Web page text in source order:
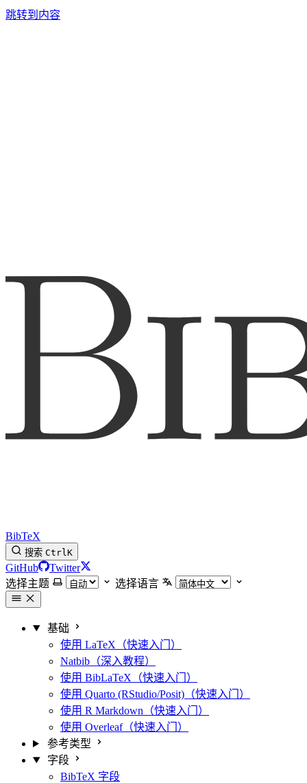
跳转到内容
BibTeX
搜索 CtrlK
GitHub
Twitter
选择主题
选择语言
基础
使用 LaTeX（快速入门）
Natbib（深入教程）
使用 BibLaTeX（快速入门）
使用 Quarto (RStudio/Posit)（快速入门）
使用 R Markdown（快速入门）
使用 Overleaf（快速入门）
参考类型
字段
BibTeX 字段